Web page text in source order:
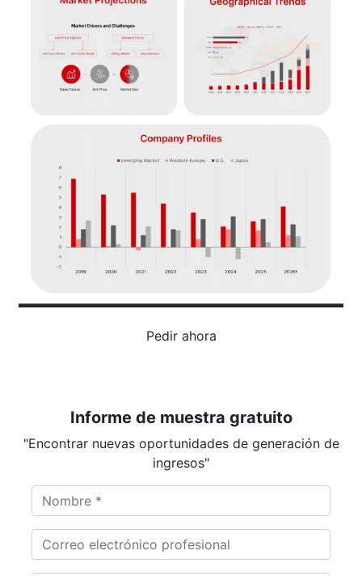
Pedir ahora
Informe de muestra gratuito
"Encontrar nuevas oportunidades de generación de
ingresos"